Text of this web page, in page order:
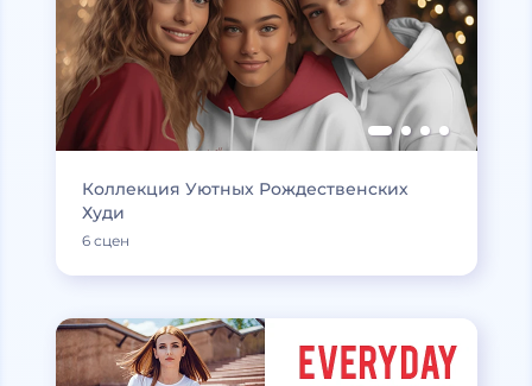
Коллекция Уютных Рождественских
Худи
6 сцен